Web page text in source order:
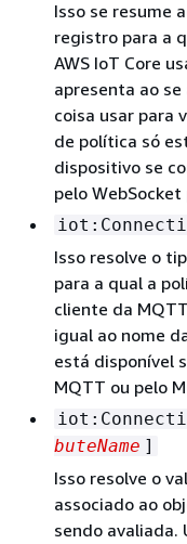
Isso se resume
registro para a
AWS IoT Core
apresenta ao
coisa usar para
de política só
dispositivo se
pelo
Isso resolve o
para a qual a
cliente da
igual ao nome
está disponível
MQTT ou pelo
buteName ]
Isso resolve o
associado ao
sendo avaliada.